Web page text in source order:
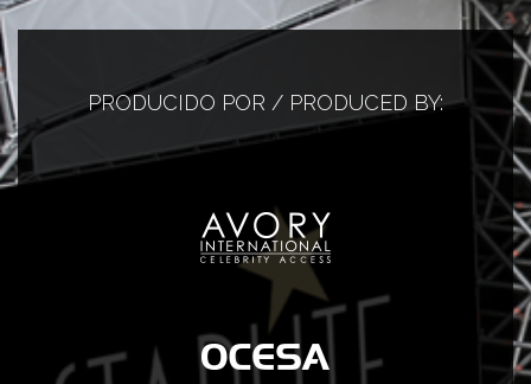
PRODUCIDO POR / PRODUCED BY: